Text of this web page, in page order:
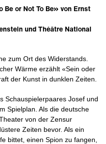
Be or Not To Be» von Ernst
und Théâtre National
zum Ort des Widerstands.
Wärme erzählt «Sein oder
der Kunst in dunklen Zeiten.
Schauspielerpaares Josef und
Spielplan. Als die deutsche
von der Zensur
Zeiten bevor. Als ein
bittet, einen Spion zu fangen,